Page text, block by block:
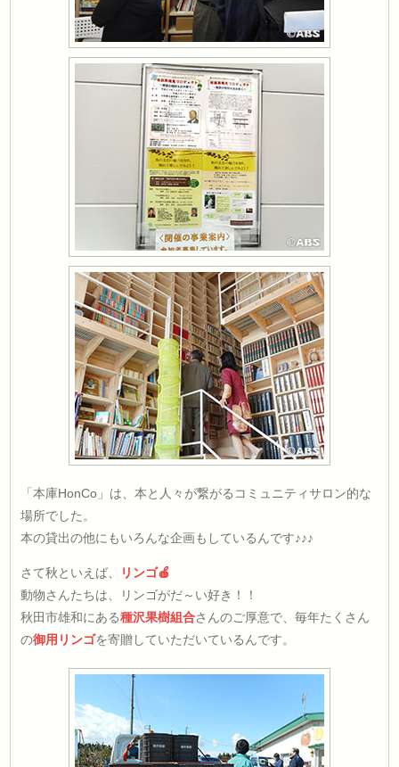
「本庫HonCo」は、本と人々が繋がるコミュニティサロン的な
場所でした。
本の貸出の他にもいろんな企画もしているんです♪♪♪
さて秋といえば、
リンゴ🍎
動物さんたちは、リンゴがだ～い好き！！
秋田市雄和にある種沢果樹組合さんのご厚意で、毎年たくさん
の御用リンゴを寄贈していただいているんです。